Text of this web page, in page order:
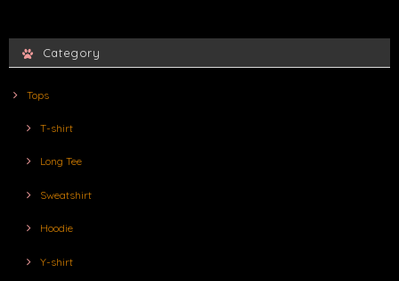
Category
Tops
T-shirt
Long Tee
Sweatshirt
Hoodie
Y-shirt